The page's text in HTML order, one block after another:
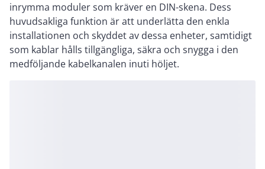
inrymma moduler som kräver en DIN-skena. Dess
huvudsakliga funktion är att underlätta den enkla
installationen och skyddet av dessa enheter, samtidigt
som kablar hålls tillgängliga, säkra och snygga i den
medföljande kabelkanalen inuti höljet.